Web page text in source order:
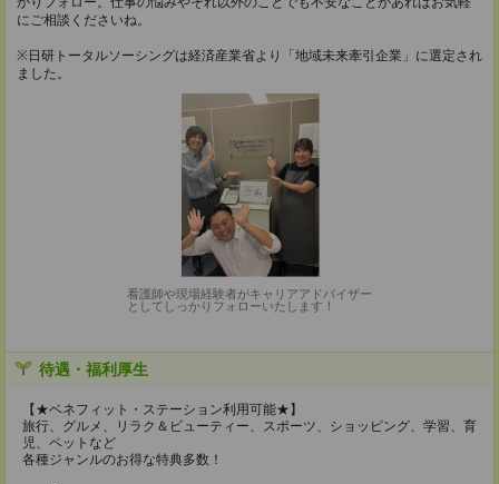
にご相談くださいね。
※日研トータルソーシングは経済産業省より「地域未来牽引企業」に選定され
ました。
看護師や現場経験者がキャリアアドバイザー
としてしっかりフォローいたします！
待遇・福利厚生
【★ベネフィット・ステーション利用可能★】
旅行、グルメ、リラク＆ビューティー、スポーツ、ショッピング、学習、育
児、ペットなど
各種ジャンルのお得な特典多数！